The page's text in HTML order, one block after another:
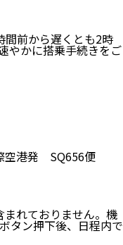
前から遅くとも2時
やかに搭乗手続きをご
空港発 SQ656便
れておりません。機
タン押下後、日程内で